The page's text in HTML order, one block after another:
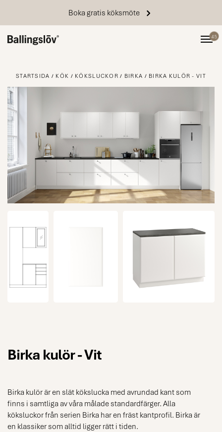
Boka gratis köksmöte
45
STARTSIDA KÖK KÖKSLUCKOR BIRKA BIRKA KULÖR - VIT
Birka kulör - Vit
Birka kulör är en slät kökslucka med avrundad kant som
finns i samtliga av våra målade standardfärger. Alla
köksluckor från serien Birka har en fräst kantprofil. Birka är
en klassiker som alltid ligger rätt i tiden.